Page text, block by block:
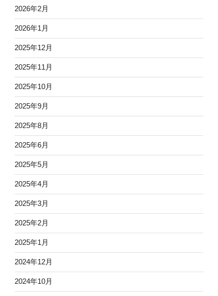
2026年2月
2026年1月
2025年12月
2025年11月
2025年10月
2025年9月
2025年8月
2025年6月
2025年5月
2025年4月
2025年3月
2025年2月
2025年1月
2024年12月
2024年10月